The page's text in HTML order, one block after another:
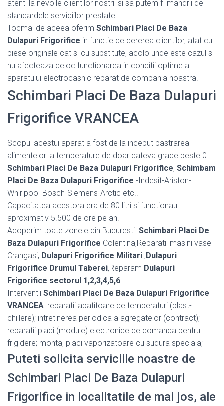
atenti la nevoile clientilor nostrii si sa putem fi mandrii de
standardele serviciilor prestate.
Tocmai de aceea oferim Schimbari Placi De Baza
Dulapuri Frigorifice in functie de cererea clientilor, atat cu
piese originale cat si cu substitute, acolo unde este cazul si
nu afecteaza deloc functionarea in conditii optime a
aparatului electrocasnic reparat de compania noastra.
Schimbari Placi De Baza Dulapuri
Frigorifice VRANCEA
Scopul acestui aparat a fost de la inceput pastrarea
alimentelor la temperature de doar cateva grade peste 0.
Schimbari Placi De Baza Dulapuri Frigorifice, Schimbam
Placi De Baza Dulapuri Frigorifice -Indesit-Ariston-
Whirlpool-Bosch-Siemens-Arctic etc..
Capacitatea acestora era de 80 litri si functionau
aproximativ 5.500 de ore pe an.
Acoperim toate zonele din Bucuresti. Schimbari Placi De
Baza Dulapuri Frigorifice Colentina,Reparatii masini vase
Crangasi, Dulapuri Frigorifice Militari ,Dulapuri
Frigorifice Drumul Taberei,Reparam Dulapuri
Frigorifice sectorul 1,2,3,4,5,6
Interventii Schimbari Placi De Baza Dulapuri Frigorifice
VRANCEA: reparatii abatitoare de temperaturi (blast-
chillere); intretinerea periodica a agregatelor (contract);
reparatii placi (module) electronice de comanda pentru
frigidere; montaj placi vaporizatoare cu sudura speciala;
Puteti solicita serviciile noastre de
Schimbari Placi De Baza Dulapuri
Frigorifice in localitatile de mai jos, ale